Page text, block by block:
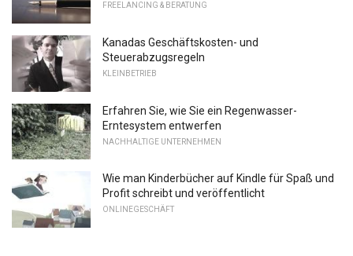
FREELANCING & BERATUNG
Kanadas Geschäftskosten- und
Steuerabzugsregeln
KLEINBETRIEB
Erfahren Sie, wie Sie ein Regenwasser-
Erntesystem entwerfen
NACHHALTIGE UNTERNEHMEN
Wie man Kinderbücher auf Kindle für Spaß und
Profit schreibt und veröffentlicht
ONLINEGESCHÄFT